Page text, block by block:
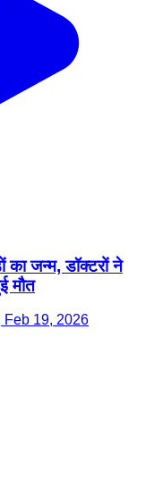
का जन्म, डॉक्टरों ने
मौत
Feb 19, 2026